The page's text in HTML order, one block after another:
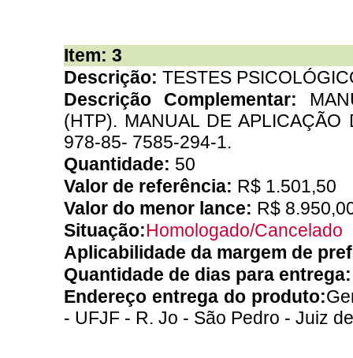
Item: 3
Descrição: TESTES
Descrição Complementar:
(HTP). MANUAL DE APLICAÇÃO
978-85- 7585-294-1.
Quantidade: 50
Valor de referência: R$ 1.501,50
Valor do menor lance: R$
Situação:Homologado/Cancelado
Aplicabilidade da margem de
Quantidade de dias para
Endereço entrega do produto:
- UFJF - R. Jo - São Pedro - Juiz